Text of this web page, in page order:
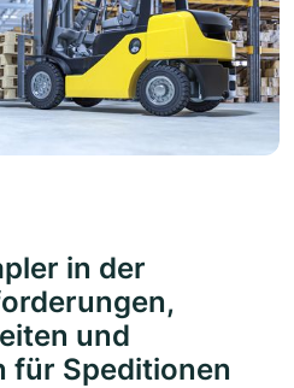
in der
und
für Speditionen